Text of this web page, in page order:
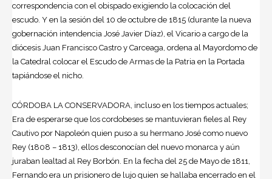
correspondencia con el obispado exigiendo la colocación del
escudo. Y en la sesión del 10 de octubre de 1815 (durante la nueva
gobernación intendencia José Javier Díaz), el Vicario a cargo de la
diócesis Juan Francisco Castro y Carceaga, ordena al Mayordomo de
la Catedral colocar el Escudo de Armas de la Patria en la Portada
tapiándose el nicho.
CÓRDOBA LA CONSERVADORA, incluso en los tiempos actuales;
Era de esperarse que los cordobeses se mantuvieran fieles al Rey
Cautivo por Napoleón quien puso a su hermano José como nuevo
Rey (1808 – 1813), ellos desconocían del nuevo monarca y aún
juraban lealtad al Rey Borbón. En la fecha del 25 de Mayo de 1811,
Fernando era un prisionero de lujo quien se hallaba encerrado en el